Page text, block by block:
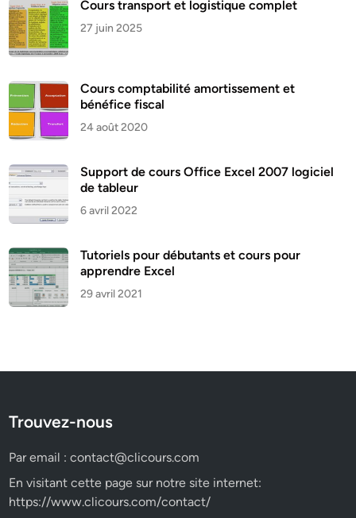
Cours transport et logistique complet
27 juin 2025
Cours comptabilité amortissement et
bénéfice fiscal
24 août 2020
Support de cours Office Excel 2007 logiciel
de tableur
6 avril 2022
Tutoriels pour débutants et cours pour
apprendre Excel
29 avril 2021
Trouvez-nous
Par email :contact@clicours.com
En visitant cette page sur notre site internet:
https://www.clicours.com/contact/